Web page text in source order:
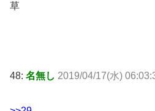
草
48: 名無し 2019/04/17(水)